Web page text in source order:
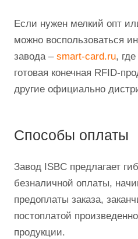
Если нужен мелкий опт
можно воспользоваться
завода – smart-card.ru,
готовая конечная RFID-
другие официально
Способы оплаты
Завод ISBC предлагает
безналичной оплаты,
предоплаты заказа,
постоплатой
продукции.